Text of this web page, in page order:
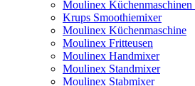
Moulinex
Krups Smoothiemixer
Moulinex Küchenmaschine
Moulinex Fritteusen
Moulinex Handmixer
Moulinex Standmixer
Moulinex Stabmixer